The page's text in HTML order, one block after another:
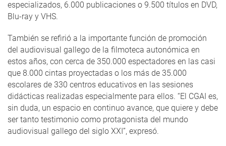
especializados, 6.000 publicaciones o 9.500 títulos en DVD,
Blu-ray y VHS.
También se refirió a la importante función de promoción
del audiovisual gallego de la filmoteca autonómica en
estos años, con cerca de 350.000 espectadores en las casi
que 8.000 cintas proyectadas o los más de 35.000
escolares de 330 centros educativos en las sesiones
didácticas realizadas especialmente para ellos. “El CGAI es,
sin duda, un espacio en continuo avance, que quiere y debe
ser tanto testimonio como protagonista del mundo
audiovisual gallego del siglo XXI”, expresó.